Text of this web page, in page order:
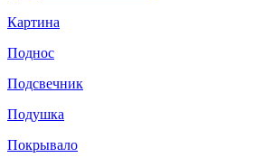
Картина
Поднос
Подсвечник
Подушка
Покрывало